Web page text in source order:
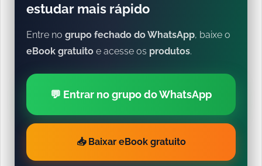
estudar mais rápido
Entre no grupo fechado do WhatsApp, baixe o
eBook gratuito e acesse os produtos.
💬 Entrar no grupo do WhatsApp
📥 Baixar eBook gratuito